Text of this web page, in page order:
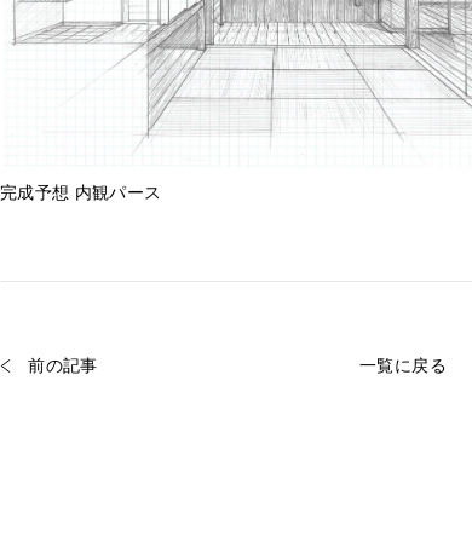
完成予想 内観パース
前の記事 一覧に戻る